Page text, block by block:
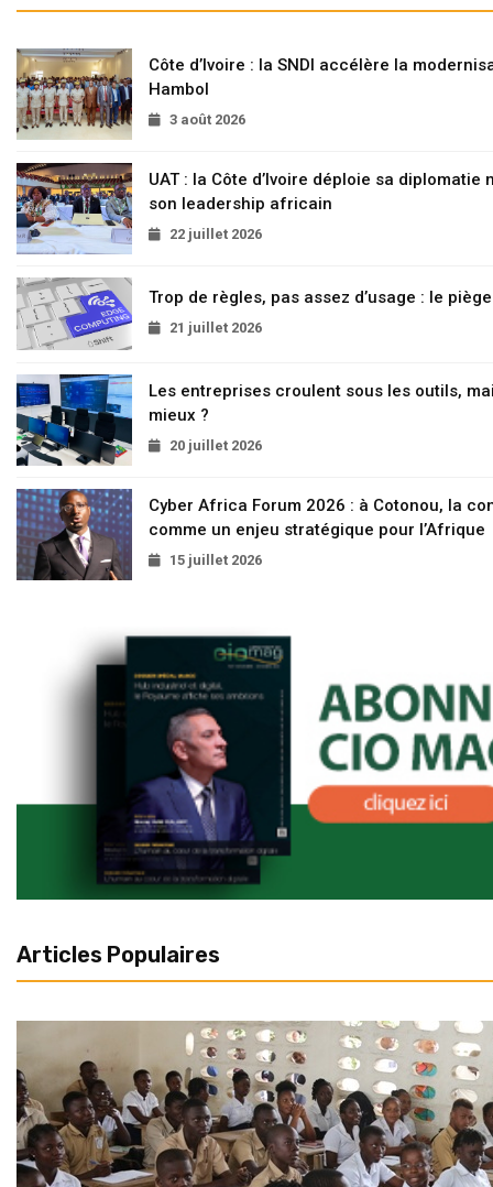
Côte d’Ivoire : la SNDI accélère la
Hambol
3 août 2026
UAT : la Côte d’Ivoire déploie sa
son leadership africain
22 juillet 2026
Trop de règles, pas assez d’usage : le
21 juillet 2026
Les entreprises croulent sous les outils,
mieux ?
20 juillet 2026
Cyber Africa Forum 2026 : à Cotonou, la
comme un enjeu stratégique pour l’Afrique
15 juillet 2026
Articles Populaires